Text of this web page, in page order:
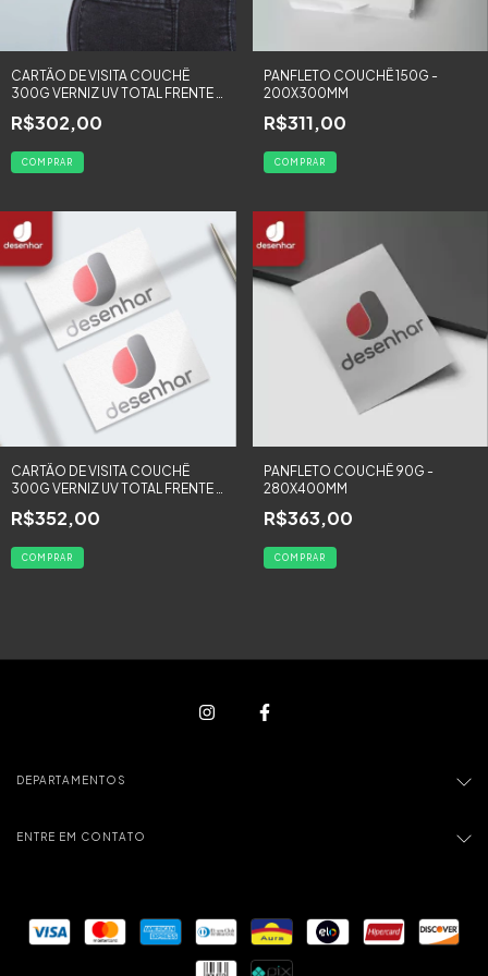
CARTÃO DE VISITA COUCHÊ
300G VERNIZ UV TOTAL FRENTE E
UNIDADES
R$302,00
COMPRAR
PANFLETO COUCHÊ 150G -
200X300MM
R$311,00
COMPRAR
CARTÃO DE VISITA COUCHÊ
300G VERNIZ UV TOTAL FRENTE -
3000 UNIDADES
R$352,00
COMPRAR
PANFLETO COUCHÊ 90G -
280X400MM
R$363,00
COMPRAR
DEPARTAMENTOS
ENTRE EM CONTATO